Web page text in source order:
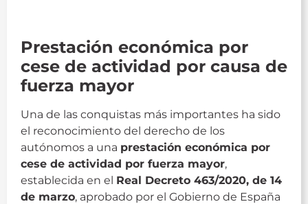
Prestación económica por
cese de actividad por causa de
fuerza mayor
Una de las conquistas más importantes ha sido
el reconocimiento del derecho de los
autónomos a una prestación económica por
cese de actividad por fuerza mayor,
establecida en el Real Decreto 463/2020, de 14
de marzo, aprobado por el Gobierno de España